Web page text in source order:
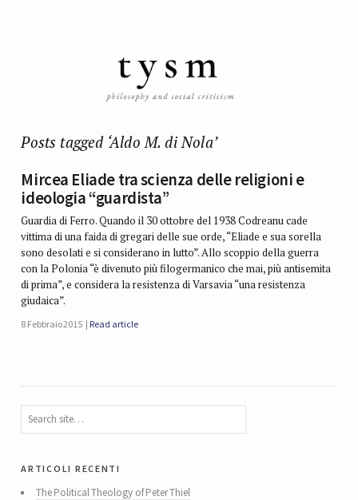
Posts tagged ‘Aldo M. di Nola’
Mircea Eliade tra scienza delle religioni e
ideologia “guardista”
Guardia di Ferro. Quando il 30 ottobre del 1938 Codreanu cade
vittima di una faida di gregari delle sue orde, “Eliade e sua sorella
sono desolati e si considerano in lutto”. Allo scoppio della guerra
con la Polonia “è divenuto più filogermanico che mai, più antisemita
di prima”, e considera la resistenza di Varsavia “una resistenza
giudaica”.
8 Febbraio 2015 Read article
articoli recenti
The Political Theology of Peter Thiel